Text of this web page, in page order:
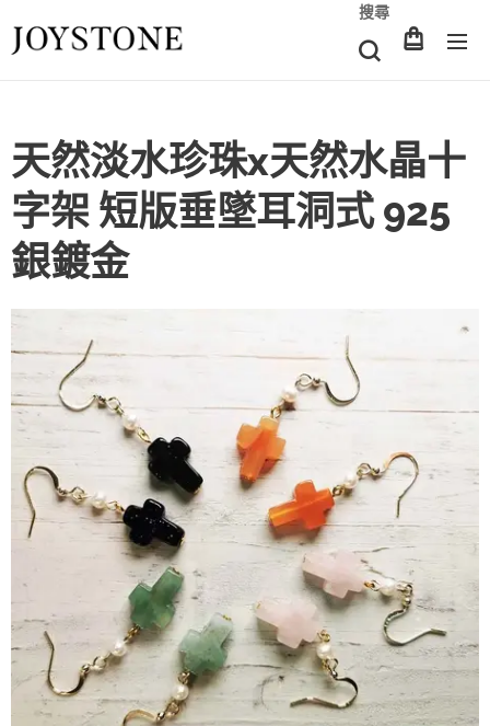
搜尋
天然淡水珍珠x天然水晶十
字架 短版垂墜耳洞式 925
銀鍍金